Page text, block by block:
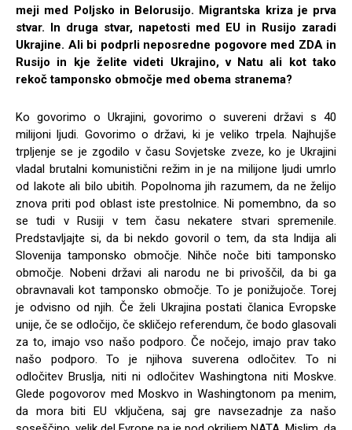
meji med Poljsko in Belorusijo. Migrantska kriza je prva
stvar. In druga stvar, napetosti med EU in Rusijo zaradi
Ukrajine. Ali bi podprli neposredne pogovore med ZDA in
Rusijo in kje želite videti Ukrajino, v Natu ali kot tako
rekoč tamponsko območje med obema stranema?
Ko govorimo o Ukrajini, govorimo o suvereni državi s 40
milijoni ljudi. Govorimo o državi, ki je veliko trpela. Najhujše
trpljenje se je zgodilo v času Sovjetske zveze, ko je Ukrajini
vladal brutalni komunistični režim in je na milijone ljudi umrlo
od lakote ali bilo ubitih. Popolnoma jih razumem, da ne želijo
znova priti pod oblast iste prestolnice. Ni pomembno, da so
se tudi v Rusiji v tem času nekatere stvari spremenile.
Predstavljajte si, da bi nekdo govoril o tem, da sta Indija ali
Slovenija tamponsko območje. Nihče noče biti tamponsko
območje. Nobeni državi ali narodu ne bi privoščil, da bi ga
obravnavali kot tamponsko območje. To je ponižujoče. Torej
je odvisno od njih. Če želi Ukrajina postati članica Evropske
unije, če se odločijo, če skličejo referendum, če bodo glasovali
za to, imajo vso našo podporo. Če nočejo, imajo prav tako
našo podporo. To je njihova suverena odločitev. To ni
odločitev Bruslja, niti ni odločitev Washingtona niti Moskve.
Glede pogovorov med Moskvo in Washingtonom pa menim,
da mora biti EU vključena, saj gre navsezadnje za našo